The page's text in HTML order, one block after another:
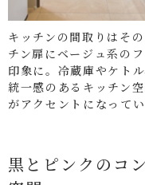
キッチンの間取りはそ
チン扉にベージュ系の
印象に。冷蔵庫やケト
統一感のあるキッチン
がアクセントになってい
黒とピンクのコ